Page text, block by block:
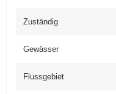
Zuständig
Gewässer
Flussgebiet